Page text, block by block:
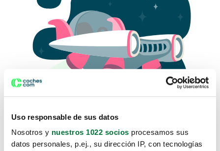
Uso responsable de sus datos
Nosotros y nuestros 1022 socios procesamos sus
datos personales, p.ej., su dirección IP, con tecnologías